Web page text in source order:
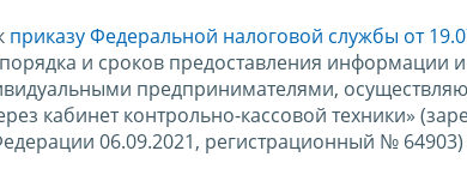
приказу Федеральной налоговой службы от
и сроков предоставления информации
предпринимателями,
кабинет контрольно-кассовой техники»
06.09.2021, регистрационный №